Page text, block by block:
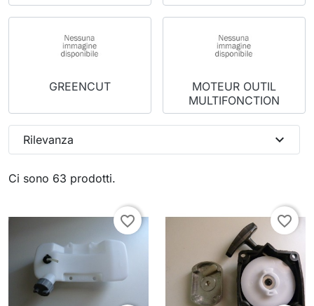
GREENCUT
MOTEUR OUTIL
MULTIFONCTION
Ci sono 63 prodotti.
Rilevanza expand_more
favorite_border favorite_border